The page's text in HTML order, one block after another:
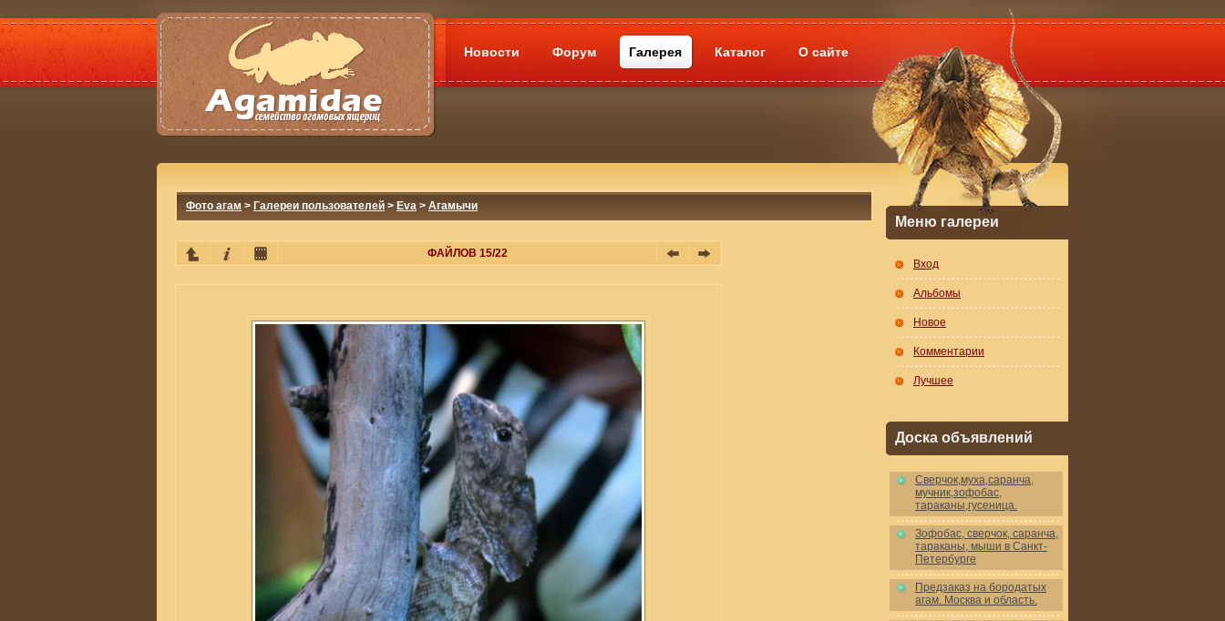
Новости Форум Галерея Каталог О сайте
Фото агам > Галереи пользователей > Eva > Агамычи
ФАЙЛОВ 15/22
Меню галереи
Вход
Альбомы
Новое
Комментарии
Лучшее
Доска объявлений
Cверчок,муха,саранча,
мучник,зофобас,
тараканы,гусеница.
Зофобас, сверчок, саранча,
тараканы, мыши в Санкт-
Петербурге
Предзаказ на бородатых
агам. Москва и область.